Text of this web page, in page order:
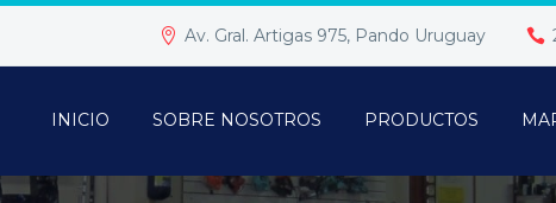
Av. Gral. Artigas 975, Pando Uruguay
INICIO SOBRE NOSOTROS PRODUCTOS